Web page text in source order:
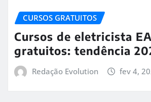
CURSOS GRATUITOS
Cursos de eletricista
gratuitos: tendência
Redação Evolution fev 4,